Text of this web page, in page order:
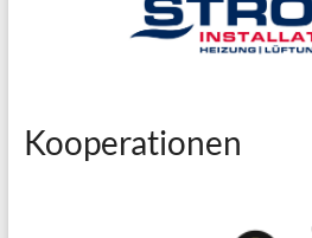
Kooperationen